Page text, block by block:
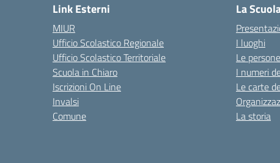
Link Esterni
MIUR
Ufficio Scolastico Regionale
Ufficio Scolastico Territoriale
Scuola in Chiaro
Iscrizioni On Line
Invalsi
Comune
La
I luoghi
Le persone
I numeri
Le carte
La storia